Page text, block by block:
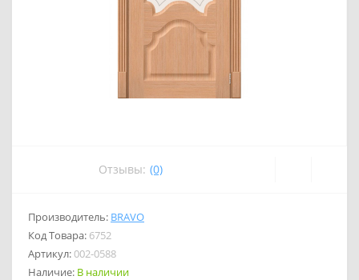
Отзывы: (0)
Производитель: BRAVO
Код Товара: 6752
Артикул:002-0588
Наличие: В наличии